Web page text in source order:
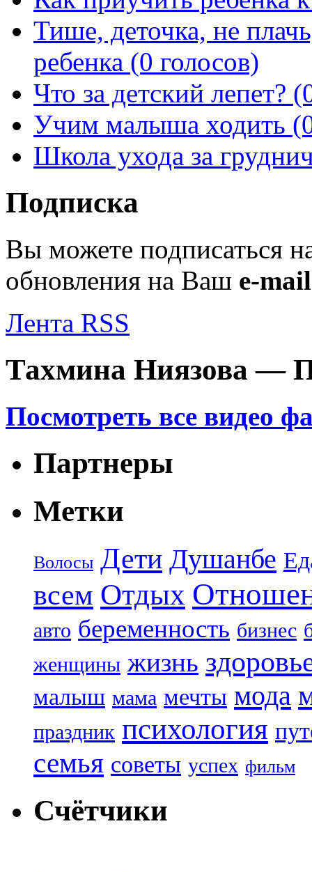
Тише, деточка, не
ребенка (0 голосов)
Что за детский лепет?
Учим малыша ходить
Школа ухода за
Подписка
Вы можете подписаться
обновления на Ваш e-mail
Лента RSS
Тахмина Ниязова —
Посмотреть все видео
Партнеры
Метки
Волосы Дети Душанбе
всем Отдых
авто беременность бизнес
женщины жизнь
малыш мама мечты мода
праздник психология
семья советы успех фильм
Счётчики